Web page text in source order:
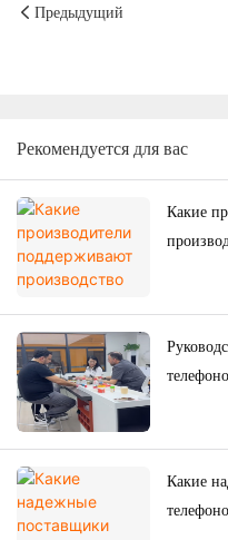
Предыдущий
Рекомендуется для вас
Какие
Какие